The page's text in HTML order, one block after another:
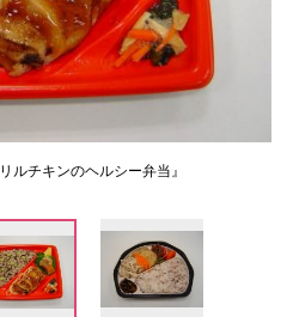
ルチキンのヘルシー弁当』